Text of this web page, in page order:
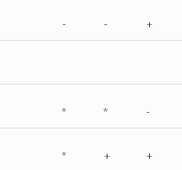
- - +
* * -
* + +